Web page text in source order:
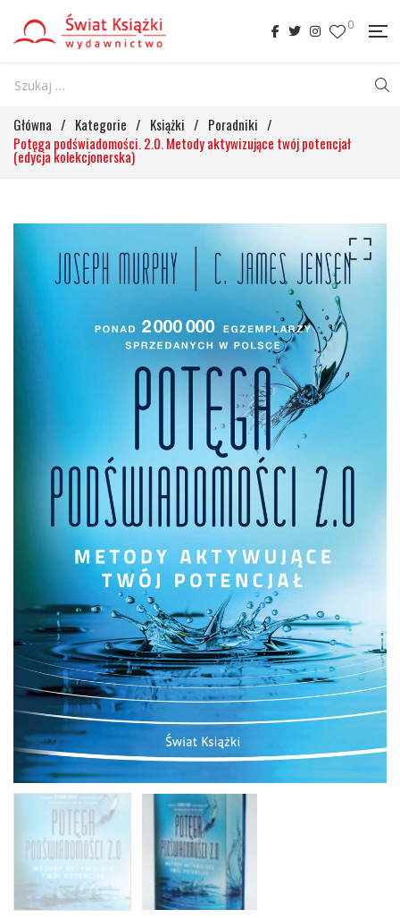
0
Główna / Kategorie / Książki / Poradniki /
Potęga podświadomości. 2.0. Metody aktywizujące twój potencjał
(edycja kolekcjonerska)